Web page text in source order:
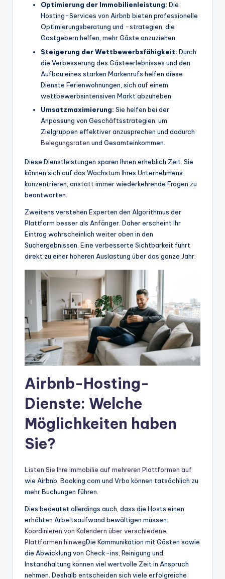
Optimierung der Immobilienleistung: Die
Hosting-Services von Airbnb bieten professionelle
Optimierungsberatung und -strategien, die
Gastgebern helfen, mehr Gäste anzuziehen.
Steigerung der Wettbewerbsfähigkeit: Durch
die Verbesserung des Gästeerlebnisses und den
Aufbau eines starken Markenrufs helfen diese
Dienste Ferienwohnungen, sich auf einem
wettbewerbsintensiven Markt abzuheben.
Umsatzmaximierung: Sie helfen bei der
Anpassung von Geschäftsstrategien, um
Zielgruppen effektiver anzusprechen und dadurch
Belegungsraten und Gesamteinkommen.
Diese Dienstleistungen sparen Ihnen erheblich Zeit. Sie
können sich auf das Wachstum Ihres Unternehmens
konzentrieren, anstatt immer wiederkehrende Fragen zu
beantworten.
Zweitens verstehen Experten den Algorithmus der
Plattform besser als Anfänger. Daher erscheint Ihr
Eintrag wahrscheinlich weiter oben in den
Suchergebnissen. Eine verbesserte Sichtbarkeit führt
direkt zu einer höheren Auslastung über das ganze Jahr.
Airbnb-Hosting-
Dienste: Welche
Möglichkeiten haben
Sie?
Listen Sie Ihre Immobilie auf mehreren Plattformen auf
wie Airbnb, Booking.com und Vrbo können tatsächlich zu
mehr Buchungen führen.
Dies bedeutet allerdings auch, dass die Hosts einen
erhöhten Arbeitsaufwand bewältigen müssen.
Koordinieren von Kalendern über verschiedene
Plattformen hinwegDie Kommunikation mit Gästen sowie
die Abwicklung von Check-ins, Reinigung und
Instandhaltung können viel wertvolle Zeit in Anspruch
nehmen. Deshalb entscheiden sich viele erfolgreiche